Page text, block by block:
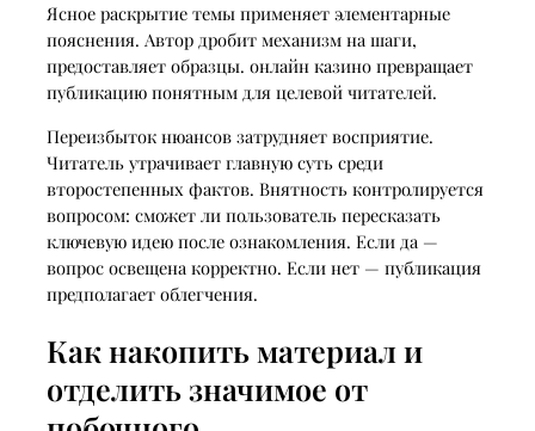
Ясное раскрытие темы применяет элементарные
пояснения. Автор дробит механизм на шаги,
предоставляет образцы. онлайн казино превращает
публикацию понятным для целевой читателей.
Переизбыток нюансов затрудняет восприятие.
Читатель утрачивает главную суть среди
второстепенных фактов. Внятность контролируется
вопросом: сможет ли пользователь пересказать
ключевую идею после ознакомления. Если да —
вопрос освещена корректно. Если нет — публикация
предполагает облегчения.
Как накопить материал и
отделить значимое от